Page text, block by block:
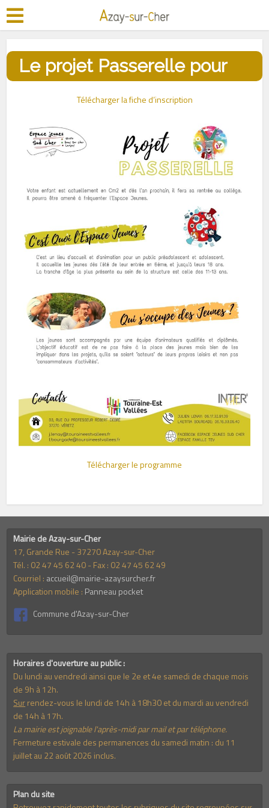
Le projet Passerelle pour
les CM2Télécharger la fiche d’inscription
Télécharger le programme
Mairie de Azay-sur-Cher
17, Grande Rue - 37270 Azay-sur-Cher
Tél. : 02 47 45 62 40 - Fax : 02 47 45 62 49
Courriel : accueil@mairie-azaysurcher.fr
Application mobile : Panneau pocket
Commune d'Azay-sur-Cher
Horaires d'ouverture au public :
Du lundi au vendredi ainsi que le 2e et 4e samedi de chaque mois
de 9h à 12h.
Surrendez-vous le lundi de 14h à 18h30 et du mardi au vendredi
de 14h à 17h.
La mairie est joignable l'après-midi par mail et par téléphone.
Fermeture estivale des permanences du samedi matin : du 11
juillet au 22 août 2026 inclus.
Plan du site